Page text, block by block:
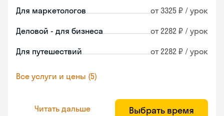
Для маркетологов от 3325 ₽ / урок
Деловой - для бизнеса от 2282 ₽ / урок
Для путешествий от 2282 ₽ / урок
Все услуги и цены (5)
Читать дальше Выбрать время